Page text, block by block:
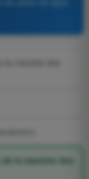
la manette des